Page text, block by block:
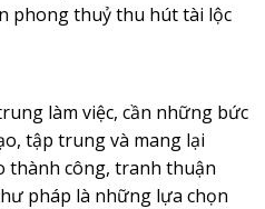
phong thuỷ thu hút tài lộc
làm việc, cần những bức
tập trung và mang lại
thành công, tranh thuận
pháp là những lựa chọn